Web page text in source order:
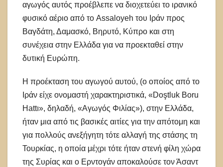
αγωγός αυτός προέβλεπε να διοχετεύει το ιρανικό
φυσικό αέριο από το Assaloyeh του Ιράν προς
Βαγδάτη, Δαμασκό, Βηρυτό, Κύπρο και στη
συνέχεια στην Ελλάδα για να προεκταθεί στην
δυτική Ευρώπη.
Η προέκταση του αγωγού αυτού, (ο οποίος από το
Ιράν είχε ονομαστή χαρακτηριστικά, «Doştluk Boru
Hattı», δηλαδή, «Αγωγός Φιλίας»), στην Ελλάδα,
ήταν μια από τις βασικές αιτίες για την απότομη και
για πολλούς ανεξήγητη τότε αλλαγή της στάσης τη
Τουρκίας, η οποία μέχρι τότε ήταν στενή φίλη χώρα
της Συρίας και ο Ερντογάν αποκαλούσε τον Άσαντ